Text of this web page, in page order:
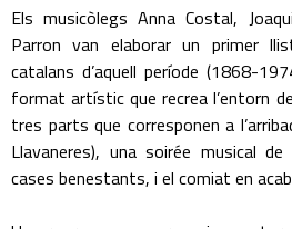
Els musicòlegs Anna Costal,
Parron van elaborar un primer
catalans d’aquell període (1868-
format artístic que recrea l’entorn
tres parts que corresponen a
Llavaneres), una soirée musical
cases benestants, i el comiat en